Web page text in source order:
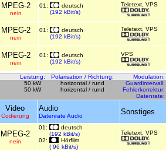
MPEG-2
nein
01:
deutsch
(192 kBit/s)
Teletext, VPS
MPEG-2
nein
01:
deutsch
(192 kBit/s)
Teletext, VPS
MPEG-2
nein
01:
deutsch
(192 kBit/s)
VPS
Leistung: Polarisation / Richtung: Modulation:
50 kW horizontal / rund Guardintervall:
50 kW horizontal / rund Fehlerkorrektur:
Datenrate:
Video
Codierung
Audio
Datenrate Audio Sonstiges
MPEG-2
nein
01:
deutsch
(192 kBit/s)
02:
Hörfilm
( 96 kBit/s)
Teletext, VPS